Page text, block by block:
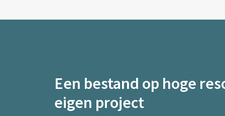
Een bestand op hoge
eigen project